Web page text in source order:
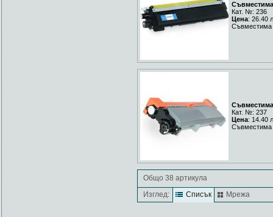
Съвместима
Кат. №: 236
Цена: 26.40
Съвместима
Съвместима
Кат. №: 237
Цена: 14.40
Съвместима
Общо 38 артикула
Изглед:
Списък Мрежа